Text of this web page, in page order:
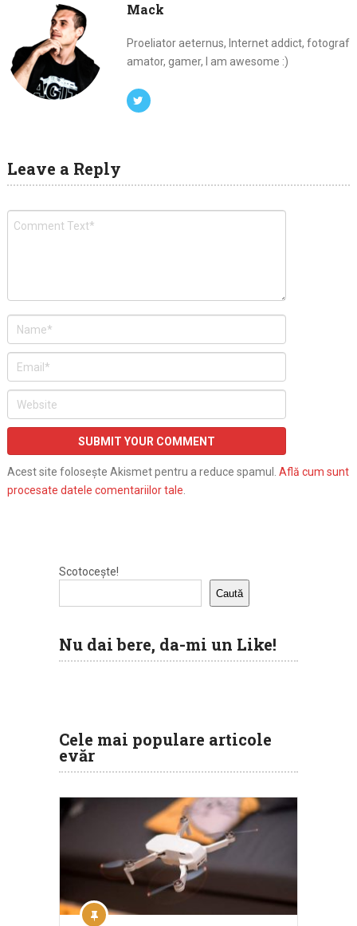
Mack
Proeliator aeternus, Internet addict, fotograf
amator, gamer, I am awesome :)
Leave a Reply
Acest site folosește Akismet pentru a reduce spamul. Află cum sunt
procesate datele comentariilor tale.
Scotocește!
Caută
Nu dai bere, da-mi un Like!
Cele mai populare articole
evăr